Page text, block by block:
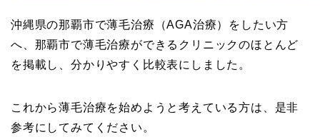
沖縄県の那覇市で薄毛治療（AGA治療）をしたい方
へ、那覇市で薄毛治療ができるクリニックのほとんど
を掲載し、分かりやすく比較表にしました。
これから薄毛治療を始めようと考えている方は、是非
参考にしてみてください。